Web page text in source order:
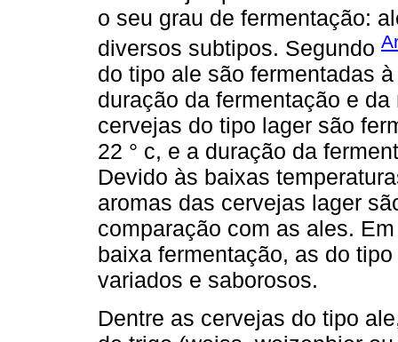
o seu grau de fermentação:
diversos subtipos. Segundo
do tipo ale são fermentadas
duração da fermentação e
cervejas do tipo lager são
22 ° c, e a duração da
Devido às baixas
aromas das cervejas lager
comparação com as ales.
baixa fermentação, as do
variados e saborosos.
Dentre as cervejas do tipo